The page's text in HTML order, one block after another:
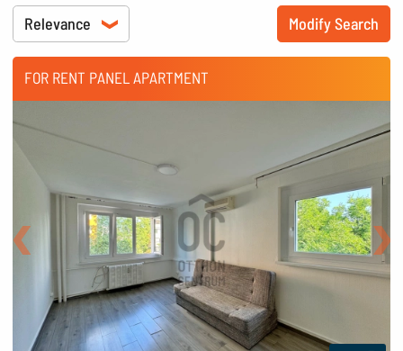
Modify Search
FOR RENT PANEL APARTMENT
Back